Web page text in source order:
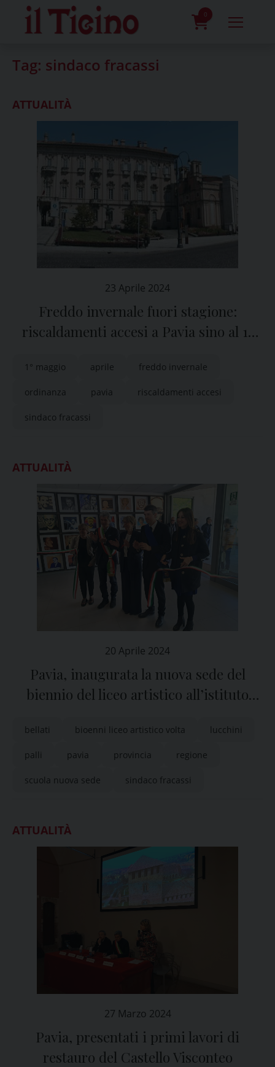
content
0
Tag: sindaco fracassi
ATTUALITÀ
23 Aprile 2024
Freddo invernale fuori stagione:
riscaldamenti accesi a Pavia sino al 1°
1° maggio aprile freddo invernale
ordinanza pavia riscaldamenti accesi
sindaco fracassi
ATTUALITÀ
20 Aprile 2024
Pavia, inaugurata la nuova sede del
biennio del liceo artistico all’istituto
bellati bioenni liceo artistico volta lucchini
palli pavia provincia regione
scuola nuova sede sindaco fracassi
ATTUALITÀ
27 Marzo 2024
Pavia, presentati i primi lavori di
restauro del Castello Visconteo